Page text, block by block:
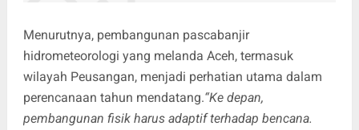
Menurutnya, pembangunan pascabanjir
hidrometeorologi yang melanda Aceh, termasuk
wilayah Peusangan, menjadi perhatian utama dalam
perencanaan tahun mendatang.“Ke depan,
pembangunan fisik harus adaptif terhadap bencana.